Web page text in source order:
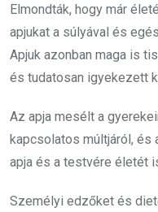
Elmondták, hogy már
apjukat a súlyával és
Apjuk azonban maga is
és tudatosan igyekezett
Az apja mesélt a
kapcsolatos múltjáról, és
apja és a testvére életét
Személyi edzőket és